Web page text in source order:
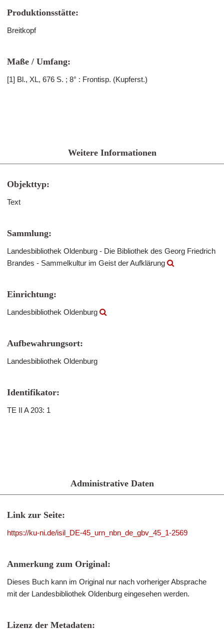
Produktionsstätte:
Breitkopf
Maße / Umfang:
[1] Bl., XL, 676 S. ; 8° : Frontisp. (Kupferst.)
Weitere Informationen
Objekttyp:
Text
Sammlung:
Landesbibliothek Oldenburg - Die Bibliothek des Georg Friedrich
Brandes - Sammelkultur im Geist der Aufklärung
Einrichtung:
Landesbibliothek Oldenburg
Aufbewahrungsort:
Landesbibliothek Oldenburg
Identifikator:
TE II A 203: 1
Administrative Daten
Link zur Seite:
https://ku-ni.de/isil_DE-45_urn_nbn_de_gbv_45_1-2569
Anmerkung zum Original:
Dieses Buch kann im Original nur nach vorheriger Absprache
mit der Landesbibliothek Oldenburg eingesehen werden.
Lizenz der Metadaten: